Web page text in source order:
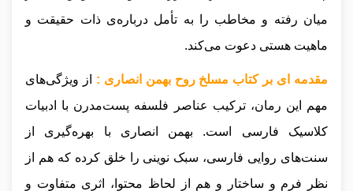
میان رفته و مخاطب را به تأمل درباره‌ی ذات حقیقت و
ماهیت هستی دعوت می‌کند.
مقدمه ای بر کتاب مسلخ روح بهمن انصاری : از ویژگی‌های
مهم این رمان، ترکیب عناصر فلسفه پست‌مدرن با ادبیات
کلاسیک فارسی است. بهمن انصاری با بهره‌گیری از
سنت‌های روایی فارسی، سبک نوینی را خلق کرده که هم از
نظر فرم و ساختار و هم از لحاظ محتوا، اثری متفاوت و